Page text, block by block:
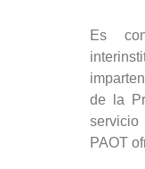
Es
de la
PAOT